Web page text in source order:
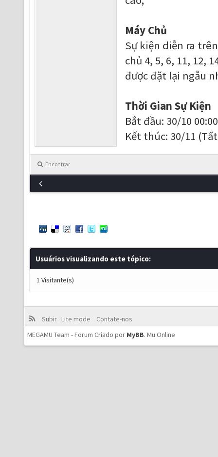
Máy Chủ
Sự kiện diễn ra
chủ 4, 5, 6, 11, 12,
được đặt lại ngẫu
Thời Gian Sự Kiện
Bắt đầu: 30/10
Kết thúc: 30/11
Encontrar
Usuários visualizando este tópico:
1 Visitante(s)
Subir Lite mode
Contate-nos
MEGAMU Team - Forum Criado por MyBB. Mu Online